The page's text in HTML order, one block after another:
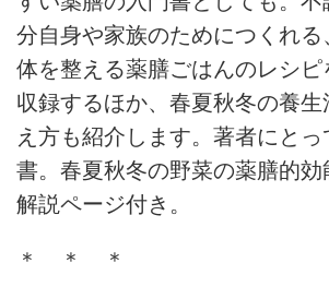
分自身や家族のためにつくれ
体を整える薬膳ごはんのレシ
収録するほか、春夏秋冬の養生
え方も紹介します。著者にと
書。春夏秋冬の野菜の薬膳的効
解説ページ付き。
＊ ＊ ＊